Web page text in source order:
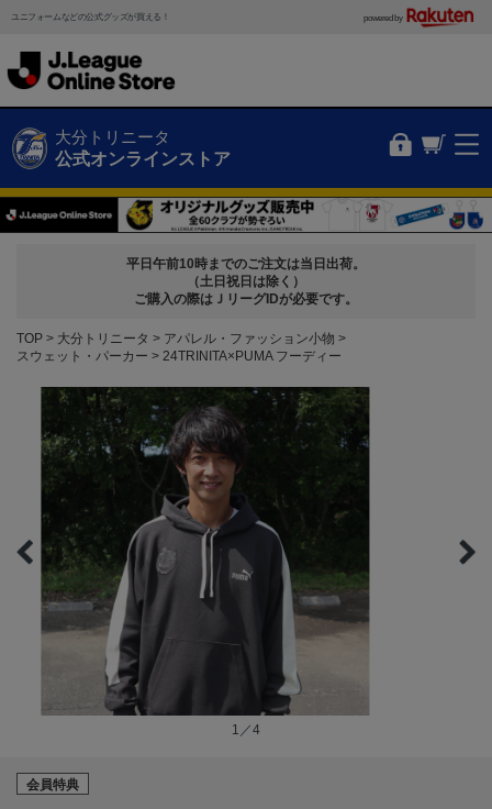
ユニフォームなどの公式グッズが買える！ powered by
大分トリニータ
公式オンラインストア
平日午前10時までのご注文は当日出荷。
（土日祝日は除く）
ご購入の際はＪリーグIDが必要です。
TOP 大分トリニータ
アパレル・ファッション小物
スウェット・パーカー
24TRINITA×PUMA フーディー
1／4
会員特典